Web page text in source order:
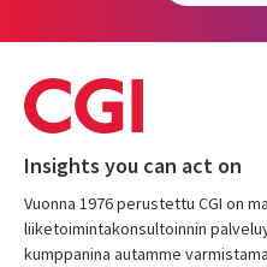
Insights you can act on
Vuonna 1976 perustettu CGI on
liiketoimintakonsultoinnin
kumppanina autamme